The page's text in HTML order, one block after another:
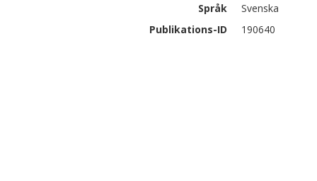
Språk
Svenska
Publikations-ID
190640